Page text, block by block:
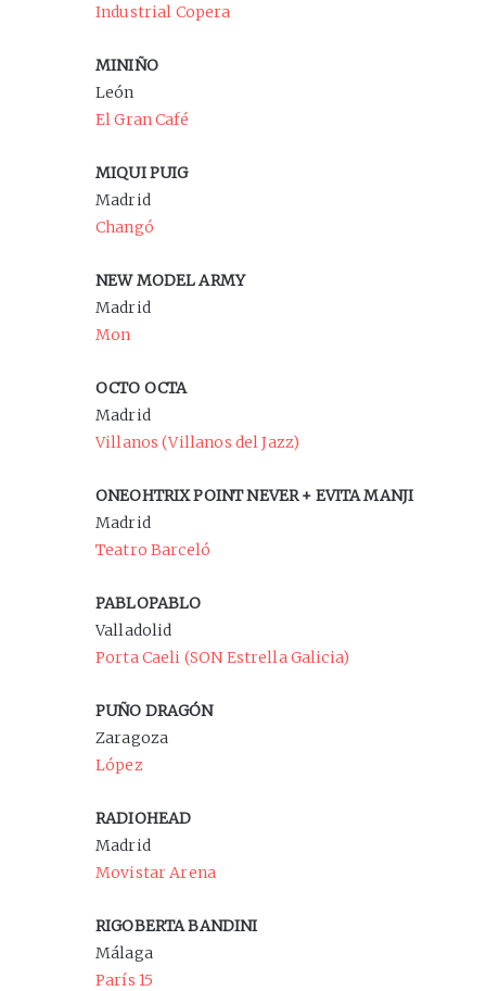
Industrial Copera
MINIÑO
León
El Gran Café
MIQUI PUIG
Madrid
Changó
NEW MODEL ARMY
Madrid
Mon
OCTO OCTA
Madrid
Villanos (Villanos del Jazz)
ONEOHTRIX POINT NEVER + EVITA MANJI
Madrid
Teatro Barceló
PABLOPABLO
Valladolid
Porta Caeli (SON Estrella Galicia)
PUÑO DRAGÓN
Zaragoza
López
RADIOHEAD
Madrid
Movistar Arena
RIGOBERTA BANDINI
Málaga
París 15